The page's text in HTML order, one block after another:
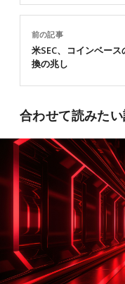
前の記事
米SEC、コインベー
換の兆し
合わせて読みた